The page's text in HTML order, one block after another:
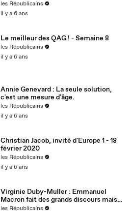
les Républicains
il y a 6 ans
Le meilleur des QAG ! - Semaine 8
les Républicains
il y a 6 ans
Annie Genevard : La seule solution,
c'est une mesure d'âge.
les Républicains
il y a 6 ans
Christian Jacob, invité d'Europe 1 - 18
février 2020
les Républicains
il y a 6 ans
Virginie Duby-Muller : Emmanuel
Macron fait des grands discours mais
nous voulons des actes !
les Républicains